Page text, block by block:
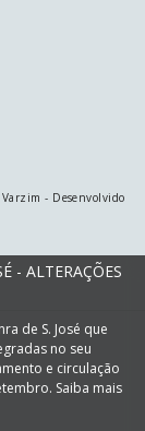
- Desenvolvido
- ALTERAÇÕES
de S. José que
no seu
e circulação
Saiba mais